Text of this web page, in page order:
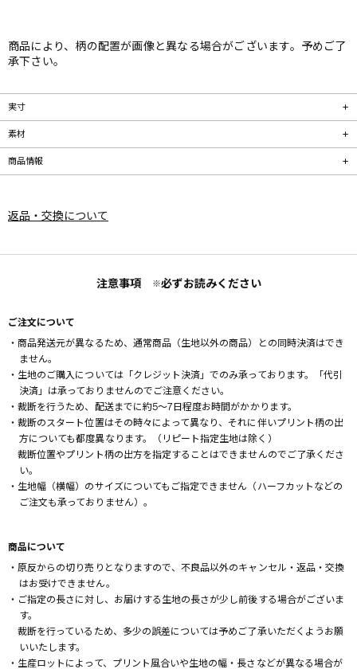
商品により、柄の配置が画像と異なる場合がございます。予めご了
承下さい。
実寸
素材
商品情報
返品・交換について
注意事項 ※必ずお読みください
ご注文について
・商品発送元が異なるため、通常商品（生地以外の商品）との同時決済はでき
ません。
・生地のご購入については「クレジット決済」でのみ承っております。「代引
決済」は承っておりませんのでご注意ください。
・裁断を行うため、配送までに約5～7日程度お時間がかかります。
・裁断のスタート位置はその時々によって異なり、それに伴いプリント柄の出
方についても都度異なります。（リピート指定生地は除く）
裁断位置やプリント柄の出方を指定することはできませんのでご了承くださ
い。
・生地幅（横幅）のサイズについてもご指定できません（ハーフカットなどの
ご注文も承っておりません）。
商品について
・原反からの切り売りとなりますので、不良品以外のキャンセル・返品・交換
はお受けできません。
・ご指定の長さに対し、お届けする生地の長さが少し前後する場合がございま
す。
裁断を行っているため、多少の誤差については予めご了承いただくようお願
いいたします。
・生産ロットによって、プリント風合いや生地の幅・長さなどが異なる場合が